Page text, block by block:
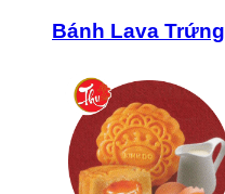
Bánh Lava